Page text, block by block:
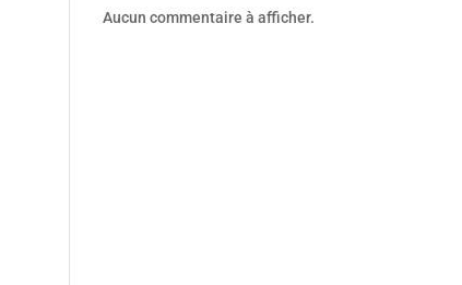
Aucun commentaire à afficher.